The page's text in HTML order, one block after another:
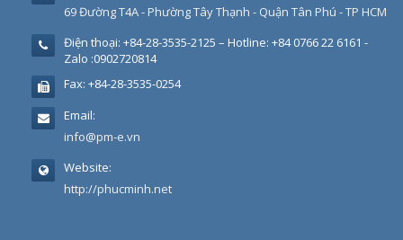
69 Đường T4A - Phường Tây Thạnh - Quận Tân Phú - TP HCM
Điện thoại: +84-28-3535-2125 – Hotline: +84 0766 22 6161 -
Zalo :0902720814
Fax: +84-28-3535-0254
Email:
info@pm-e.vn
Website:
http://phucminh.net